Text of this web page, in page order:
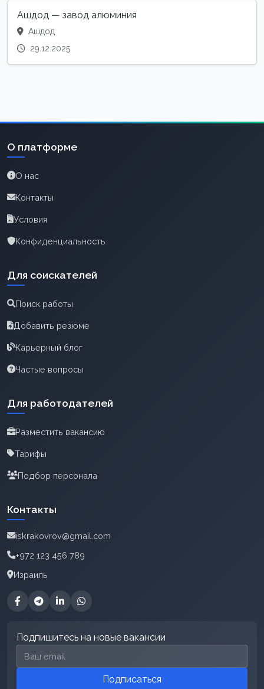
Ашдод — завод алюминия
Ашдод
29.12.2025
О платформе
О нас
Контакты
Условия
Конфиденциальность
Для соискателей
Поиск работы
Добавить резюме
Карьерный блог
Частые вопросы
Для работодателей
Разместить вакансию
Тарифы
Подбор персонала
Контакты
iskrakovrov@gmail.com
+972 123 456 789
Израиль
Подпишитесь на новые вакансии
Email для подписки
Подписаться